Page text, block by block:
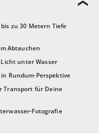
zu 30 Metern Tiefe
Abtauchen
unter Wasser
Rundum-Perspektive
Transport für Deine
Fotografie